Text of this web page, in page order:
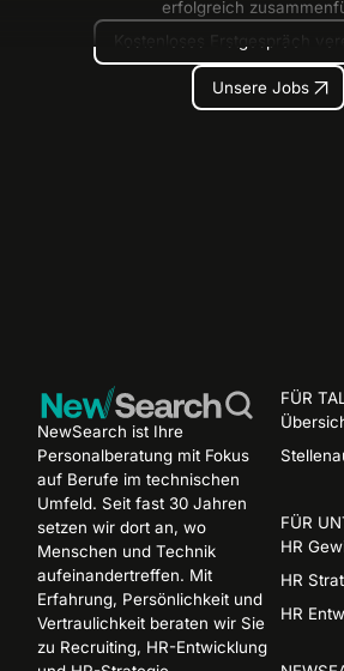
erfolgreich
Kostenloses Erstgespräch
Unsere
Unsere Jobs
NewSearch ist Ihre
Personalberatung mit Fokus
auf Berufe im technischen
Umfeld. Seit fast 30 Jahren
setzen wir dort an, wo
Menschen und Technik
aufeinandertreffen. Mit
Erfahrung, Persönlichkeit und
Vertraulichkeit beraten wir Sie
zu Recruiting, HR-Entwicklung
FÜR
FÜR
HR
HR
HR